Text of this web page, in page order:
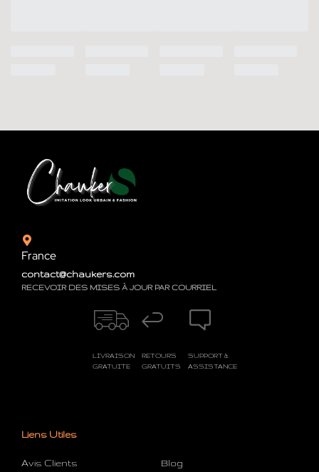
France
contact@chaukers.com
RECEVOIR DES MISES À JOUR PAR COURRIEL
LIVRAISON
GRATUITE
RETOURS
GRATUITS
SUPPORT &
ASSISTANCE
Liens Utiles
Avis Clients
Blog